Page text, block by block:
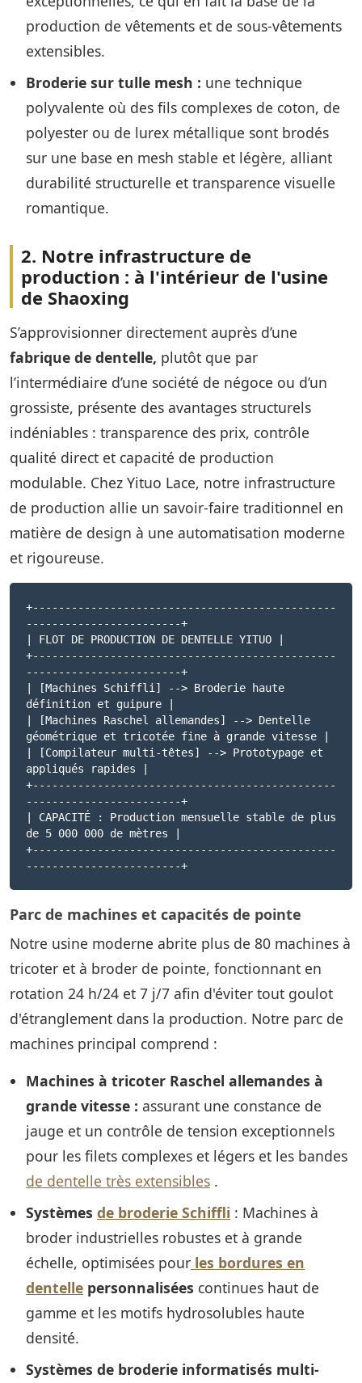
production de vêtements et de sous-vêtements
extensibles.
Broderie sur tulle mesh : une technique
polyvalente où des fils complexes de coton, de
polyester ou de lurex métallique sont brodés
sur une base en mesh stable et légère, alliant
durabilité structurelle et transparence visuelle
romantique.
2. Notre infrastructure de
production : à l'intérieur de l'usine
de Shaoxing
S’approvisionner directement auprès d’une
fabrique de dentelle, plutôt que par
l’intermédiaire d’une société de négoce ou d’un
grossiste, présente des avantages structurels
indéniables : transparence des prix, contrôle
qualité direct et capacité de production
modulable. Chez Yituo Lace, notre infrastructure
de production allie un savoir-faire traditionnel en
matière de design à une automatisation moderne
et rigoureuse.
+-----------------------------------------------
------------------------+
| FLOT DE PRODUCTION DE DENTELLE YITUO |
+-----------------------------------------------
------------------------+
| [Machines Schiffli] --> Broderie haute
définition et guipure |
| [Machines Raschel allemandes] --> Dentelle
géométrique et tricotée fine à grande vitesse |
| [Compilateur multi-têtes] --> Prototypage et
appliqués rapides |
+-----------------------------------------------
------------------------+
| CAPACITÉ : Production mensuelle stable de plus
de 5 000 000 de mètres |
+-----------------------------------------------
------------------------+
Parc de machines et capacités de pointe
Notre usine moderne abrite plus de 80 machines à
tricoter et à broder de pointe, fonctionnant en
rotation 24 h/24 et 7 j/7 afin d'éviter tout goulot
d'étranglement dans la production. Notre parc de
machines principal comprend :
Machines à tricoter Raschel allemandes à
grande vitesse : assurant une constance de
jauge et un contrôle de tension exceptionnels
pour les filets complexes et légers et les bandes
de dentelle très extensibles .
Systèmes de broderie Schiffli : Machines à
broder industrielles robustes et à grande
échelle, optimisées pour les bordures en
dentelle personnalisées continues haut de
gamme et les motifs hydrosolubles haute
densité.
Systèmes de broderie informatisés multi-